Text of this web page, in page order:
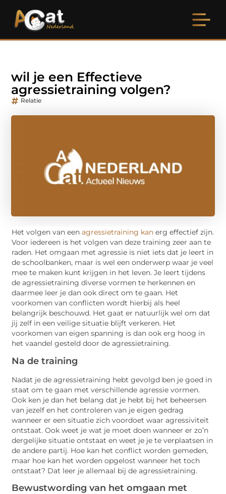
wil je een Effectieve
agressietraining volgen?
Relatie
Het volgen van eenagressietraining kanerg effectief zijn.
Voor iedereen is het volgen van deze training zeer aan te
raden. Het omgaan met agressie is niet iets dat je leert in
de schoolbanken, maar is wel een onderwerp waar je veel
mee te maken kunt krijgen in het leven. Je leert tijdens
de agressietraining diverse vormen te herkennen en
daarmee leer je dan ook direct om te gaan. Het
voorkomen van conflicten wordt hierbij als heel
belangrijk beschouwd. Het gaat er natuurlijk wel om dat
jij zelf in een veilige situatie blijft verkeren. Het
voorkomen van eigen spanning is dan ook erg hoog in
het vaandel gesteld door de agressietraining.
Na de training
Nadat je de agressietraining hebt gevolgd ben je goed in
staat om te gaan met verschillende agressie vormen.
Ook ken je dan het belang dat je hebt bij het beheersen
van jezelf en het controleren van je eigen gedrag
wanneer er een situatie zich voordoet waar agressiviteit
ontstaat. Ook weet je wat je moet doen wanneer er zo’n
dergelijke situatie ontstaat en weet je je te verplaatsen in
de andere partij. Hoe kan het conflict worden gemeden,
maar hoe kan het worden opgelost wanneer het toch
ontstaat? Dat leer je allemaal bij de agressietraining.
Bewustwording van het omgaan met